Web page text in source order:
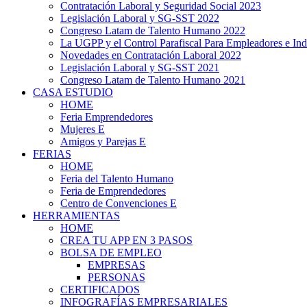
Contratación Laboral y Seguridad Social 2023
Legislación Laboral y SG-SST 2022
Congreso Latam de Talento Humano 2022
La UGPP y el Control Parafiscal Para Empleadores e
Novedades en Contratación Laboral 2022
Legislación Laboral y SG-SST 2021
Congreso Latam de Talento Humano 2021
CASA ESTUDIO
HOME
Feria Emprendedores
Mujeres E
Amigos y Parejas E
FERIAS
HOME
Feria del Talento Humano
Feria de Emprendedores
Centro de Convenciones E
HERRAMIENTAS
HOME
CREA TU APP EN 3 PASOS
BOLSA DE EMPLEO
EMPRESAS
PERSONAS
CERTIFICADOS
INFOGRAFÍAS EMPRESARIALES